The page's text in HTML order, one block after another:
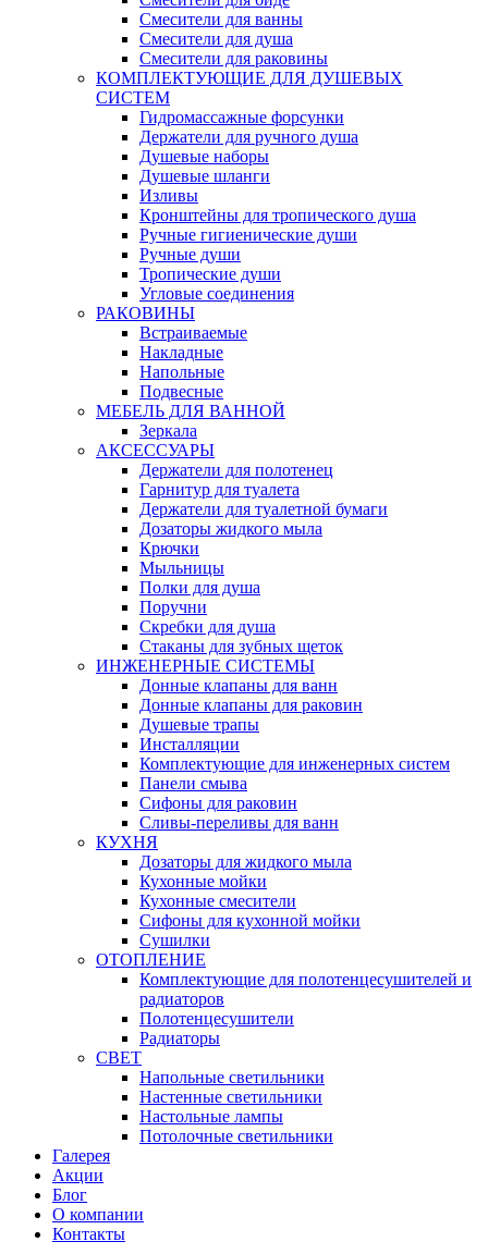
Смесители для ванны
Смесители для душа
Смесители для раковины
КОМПЛЕКТУЮЩИЕ ДЛЯ ДУШЕВЫХ
СИСТЕМ
Гидромассажные форсунки
Держатели для ручного душа
Душевые наборы
Душевые шланги
Изливы
Кронштейны для тропического душа
Ручные гигиенические души
Ручные души
Тропические души
Угловые соединения
РАКОВИНЫ
Встраиваемые
Накладные
Напольные
Подвесные
МЕБЕЛЬ ДЛЯ ВАННОЙ
Зеркала
АКСЕССУАРЫ
Держатели для полотенец
Гарнитур для туалета
Держатели для туалетной бумаги
Дозаторы жидкого мыла
Крючки
Мыльницы
Полки для душа
Поручни
Скребки для душа
Стаканы для зубных щеток
ИНЖЕНЕРНЫЕ СИСТЕМЫ
Донные клапаны для ванн
Донные клапаны для раковин
Душевые трапы
Инсталляции
Комплектующие для инженерных систем
Панели смыва
Сифоны для раковин
Сливы-переливы для ванн
КУХНЯ
Дозаторы для жидкого мыла
Кухонные мойки
Кухонные смесители
Сифоны для кухонной мойки
Сушилки
ОТОПЛЕНИЕ
Комплектующие для полотенцесушителей и
радиаторов
Полотенцесушители
Радиаторы
СВЕТ
Напольные светильники
Настенные светильники
Настольные лампы
Потолочные светильники
Галерея
Акции
Блог
О компании
Контакты